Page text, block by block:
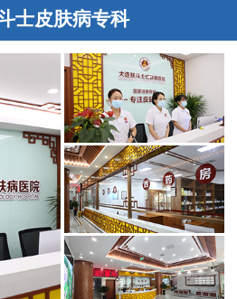
士皮肤病专科